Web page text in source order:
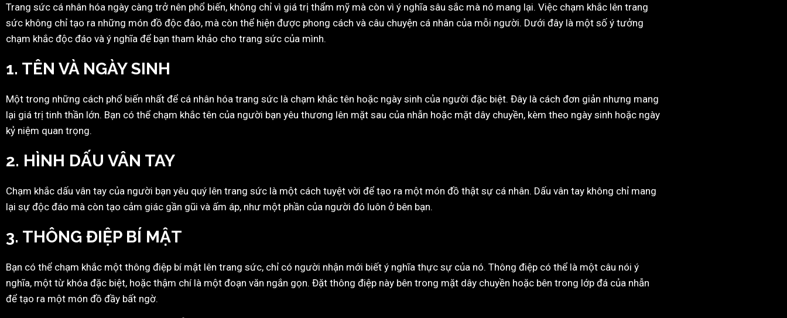
Trang sức cá nhân hóa ngày càng trở nên phổ biến, không chỉ vì giá trị thẩm mỹ mà còn vì ý nghĩa sâu sắc mà nó mang lại. Việc chạm khắc lên trang
sức không chỉ tạo ra những món đồ độc đáo, mà còn thể hiện được phong cách và câu chuyện cá nhân của mỗi người. Dưới đây là một số ý tưởng
chạm khắc độc đáo và ý nghĩa để bạn tham khảo cho trang sức của mình.
1. TÊN VÀ NGÀY SINH
Một trong những cách phổ biến nhất để cá nhân hóa trang sức là chạm khắc tên hoặc ngày sinh của người đặc biệt. Đây là cách đơn giản nhưng mang
lại giá trị tinh thần lớn. Bạn có thể chạm khắc tên của người bạn yêu thương lên mặt sau của nhẫn hoặc mặt dây chuyền, kèm theo ngày sinh hoặc ngày
kỷ niệm quan trọng.
2. HÌNH DẤU VÂN TAY
Chạm khắc dấu vân tay của người bạn yêu quý lên trang sức là một cách tuyệt vời để tạo ra một món đồ thật sự cá nhân. Dấu vân tay không chỉ mang
lại sự độc đáo mà còn tạo cảm giác gần gũi và ấm áp, như một phần của người đó luôn ở bên bạn.
3. THÔNG ĐIỆP BÍ MẬT
Bạn có thể chạm khắc một thông điệp bí mật lên trang sức, chỉ có người nhận mới biết ý nghĩa thực sự của nó. Thông điệp có thể là một câu nói ý
nghĩa, một từ khóa đặc biệt, hoặc thậm chí là một đoạn văn ngắn gọn. Đặt thông điệp này bên trong mặt dây chuyền hoặc bên trong lớp đá của nhẫn
để tạo ra một món đồ đầy bất ngờ.